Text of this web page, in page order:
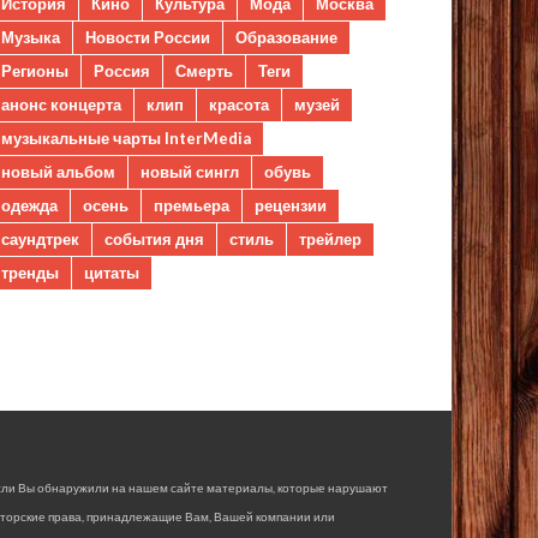
Музыка
Новости России
Образование
Регионы
Россия Смерть
Теги
анонс концерта
клип красота
музей
музыкальные чарты InterMedia
новый альбом
новый сингл
обувь
одежда
осень премьера
рецензии
саундтрек
события дня стиль
трейлер
тренды
цитаты
Вы обнаружили на нашем сайте материалы, которые нарушают
права, принадлежащие Вам, Вашей компании или